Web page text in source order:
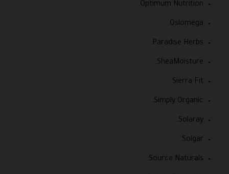
Optimum Nutrition.
Oslomega.
Paradise Herbs.
SheaMoisture.
Sierra Fit.
Simply Organic.
Solaray.
Solgar.
Source Naturals.